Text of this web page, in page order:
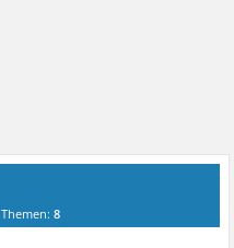
Themen:8